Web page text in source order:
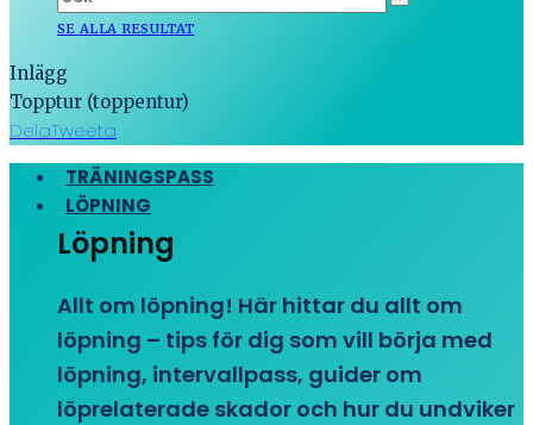
SE ALLA RESULTAT
Inlägg
Topptur (toppentur)
DelaTweeta
TRÄNINGSPASS
LÖPNING
Löpning
Allt om löpning! Här hittar du allt om
löpning – tips för dig som vill börja med
löpning, intervallpass, guider om
löprelaterade skador och hur du undviker